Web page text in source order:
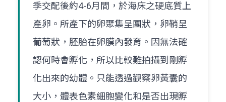
季交配後約4-6月間，於海床之硬底質上
產卵。所產下的卵聚集呈團狀，卵鞘呈
葡萄狀，胚胎在卵膜內發育。因無法確
認何時會孵化，所以比較難拍攝到剛孵
化出來的幼體。只能透過觀察卵黃囊的
大小，體表色素細胞變化和是否出現孵